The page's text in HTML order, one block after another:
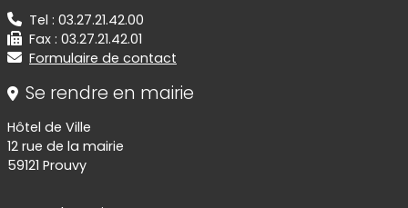
Tel : 03.27.21.42.00
Fax : 03.27.21.42.01
Formulaire de contact
Se rendre en mairie
Hôtel de Ville
12 rue de la mairie
59121 Prouvy